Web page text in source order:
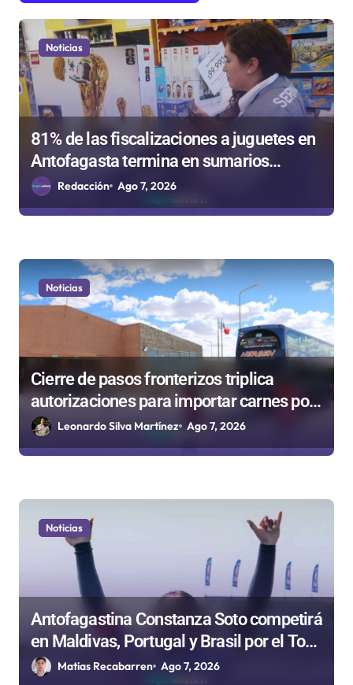
e
e
n
t
r
s
Noticias
81% de las fiscalizaciones a juguetes en
Antofagasta termina en sumarios
sanitarios
Redacción Ago 7, 2026
Noticias
Cierre de pasos fronterizos triplica
autorizaciones para importar carnes por
Paso Jama
Leonardo Silva Martínez Ago 7, 2026
Noticias
Antofagastina Constanza Soto competirá
en Maldivas, Portugal y Brasil por el Tour
Mundial de Bodyboard
Matias Recabarren Ago 7, 2026